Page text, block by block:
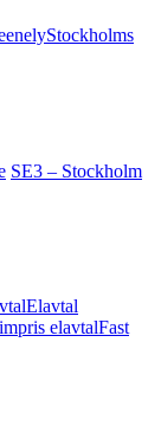
Stockholms
SE3 – Stockholm
Elavtal
elavtalFast